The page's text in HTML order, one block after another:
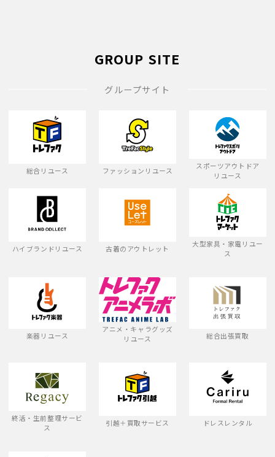
GROUP SITE
グループサイト
総合リユース ファッションリユース
スポーツアウトドア
リユース
ハイブランドリユース 古着のアウトレット
大型家具・家電リユー
ス
楽器リユース
アニメ・キャラグッズ
リユース
総合出張買取
終活・生前整理サービ
ス
引越＋買取サービス ドレスレンタル